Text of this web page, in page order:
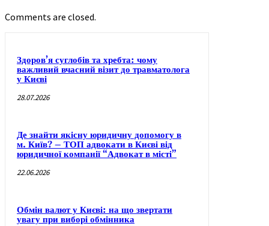
Comments are closed.
Здоров’я суглобів та хребта: чому
важливий вчасний візит до травматолога
у Києві
28.07.2026
Де знайти якісну юридичну допомогу в
м. Київ? – ТОП адвокати в Києві від
юридичної компанії “Адвокат в місті”
22.06.2026
Обмін валют у Києві: на що звертати
увагу при виборі обмінника